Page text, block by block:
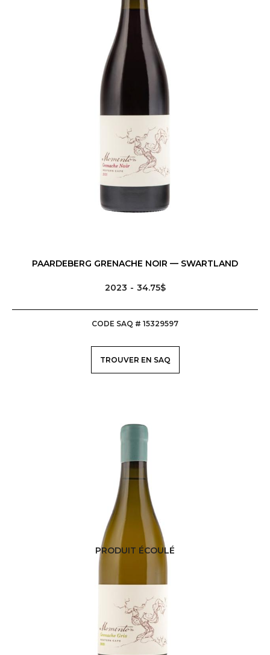
MENU
PRODUCTEURS
VINS, BIÈRES, CIDRES ET SPIRITUEUX
ÉVÈNEMENTS
À PROPOS DE NOUS
NOUVELLES
CONTACT
LISTE IP
PAARDEBERG GRENACHE NOIR — SWARTLAND
2023 34.75$
CODE SAQ # 15329597
TROUVER EN SAQ
PRODUIT ÉCOULÉ